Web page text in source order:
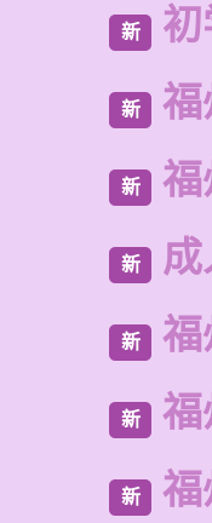
新
新 福
新 福
新
新 福
新 福
新 福